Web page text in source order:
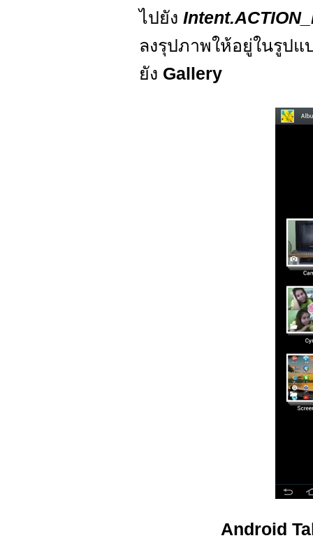
ไปยัง
ลงรุปภาพให้อยู่ในรูป
ยัง Gallery
Android